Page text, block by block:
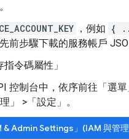
，例如 {
前步驟下載的服務帳戶
令碼屬性」
控制台中，依序前往「選
」 > 「設定」 。
& Admin Settings」(IAM 與管